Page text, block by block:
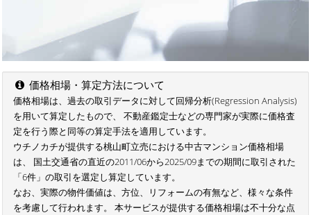
価格相場・算定方法について
価格相場は、過去の取引データに対して回帰分析(Regression Analysis)
を用いて算定したもので、 不動産鑑定士などの専門家が実際に価格査
定を行う際と同等の算定手法を適用しています。
ウチノカチが提供する桃山町立売における中古マンション価格相場
は、 国土交通省の直近の2011/06から2025/09までの期間に取引された
「6件」の取引を選定し算定しています。
なお、実際の物件価値は、方位、リフォームの有無など、様々な条件
を考慮して行われます。 本サービスが提供する価格相場は不十分な点